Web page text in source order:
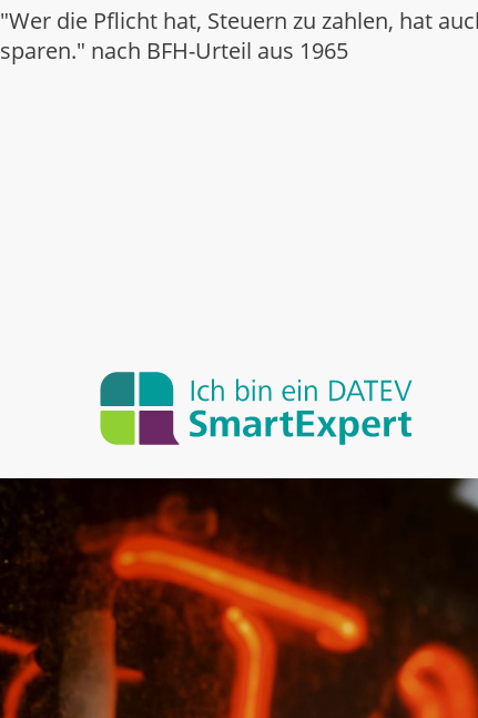
"Wer die Pflicht hat, Steuern zu zahlen, hat
sparen." nach BFH-Urteil aus 1965